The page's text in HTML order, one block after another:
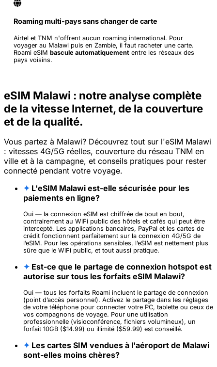
Roaming multi-pays sans changer de carte
Airtel et TNM n'offrent aucun roaming international. Pour
voyager au Malawi puis en Zambie, il faut racheter une carte.
Roami eSIM bascule automatiquement entre les réseaux des
pays voisins.
eSIM Malawi : notre analyse complète
de la vitesse Internet, de la couverture
et de la qualité.
Vous partez à Malawi? Découvrez tout sur l'eSIM Malawi
: vitesses 4G/5G réelles, couverture du réseau TNM en
ville et à la campagne, et conseils pratiques pour rester
connecté pendant votre voyage.
✦ L'eSIM Malawi est-elle sécurisée pour les
paiements en ligne?
Oui — la connexion eSIM est chiffrée de bout en bout,
contrairement au WiFi public des hôtels et cafés qui peut être
intercepté. Les applications bancaires, PayPal et les cartes de
crédit fonctionnent parfaitement sur la connexion 4G/5G de
l’eSIM. Pour les opérations sensibles, l’eSIM est nettement plus
sûre que le WiFi public, et tout aussi pratique.
✦ Est-ce que le partage de connexion hotspot est
autorise sur tous les forfaits eSIM Malawi?
Oui — tous les forfaits Roami incluent le partage de connexion
(point d’accès personnel). Activez le partage dans les réglages
de votre téléphone pour connecter votre PC, tablette ou ceux de
vos compagnons de voyage. Pour une utilisation
professionnelle (visioconférence, fichiers volumineux), un
forfait 10GB ($14.99) ou illimité ($59.99) est conseillé.
✦ Les cartes SIM vendues à l'aéroport de Malawi
sont-elles moins chères?